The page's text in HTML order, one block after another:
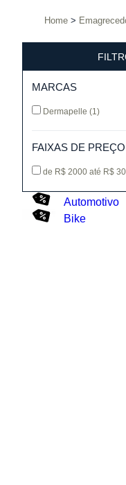
Home
MARCAS
Dermapelle (1)
FAIXAS DE PREÇO
de R$ 2000 até R$
Automotivo
Bike